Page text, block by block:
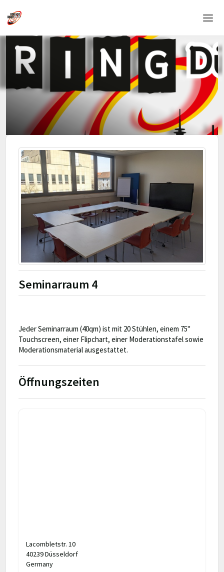
Hilfe & Info
Seminarraum 4
Jeder Seminarraum (40qm) ist mit 20 Stühlen, einem 75"
Touchscreen, einer Flipchart, einer Moderationstafel sowie
Moderationsmaterial ausgestattet.
Öffnungszeiten
Lacombletstr. 10
40239 Düsseldorf
Germany